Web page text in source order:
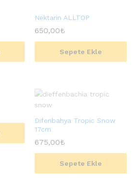
Nektarin ALLTOP
650,00₺
Sepete Ekle
Difenbahya Tropic Snow
17cm
675,00₺
Sepete Ekle